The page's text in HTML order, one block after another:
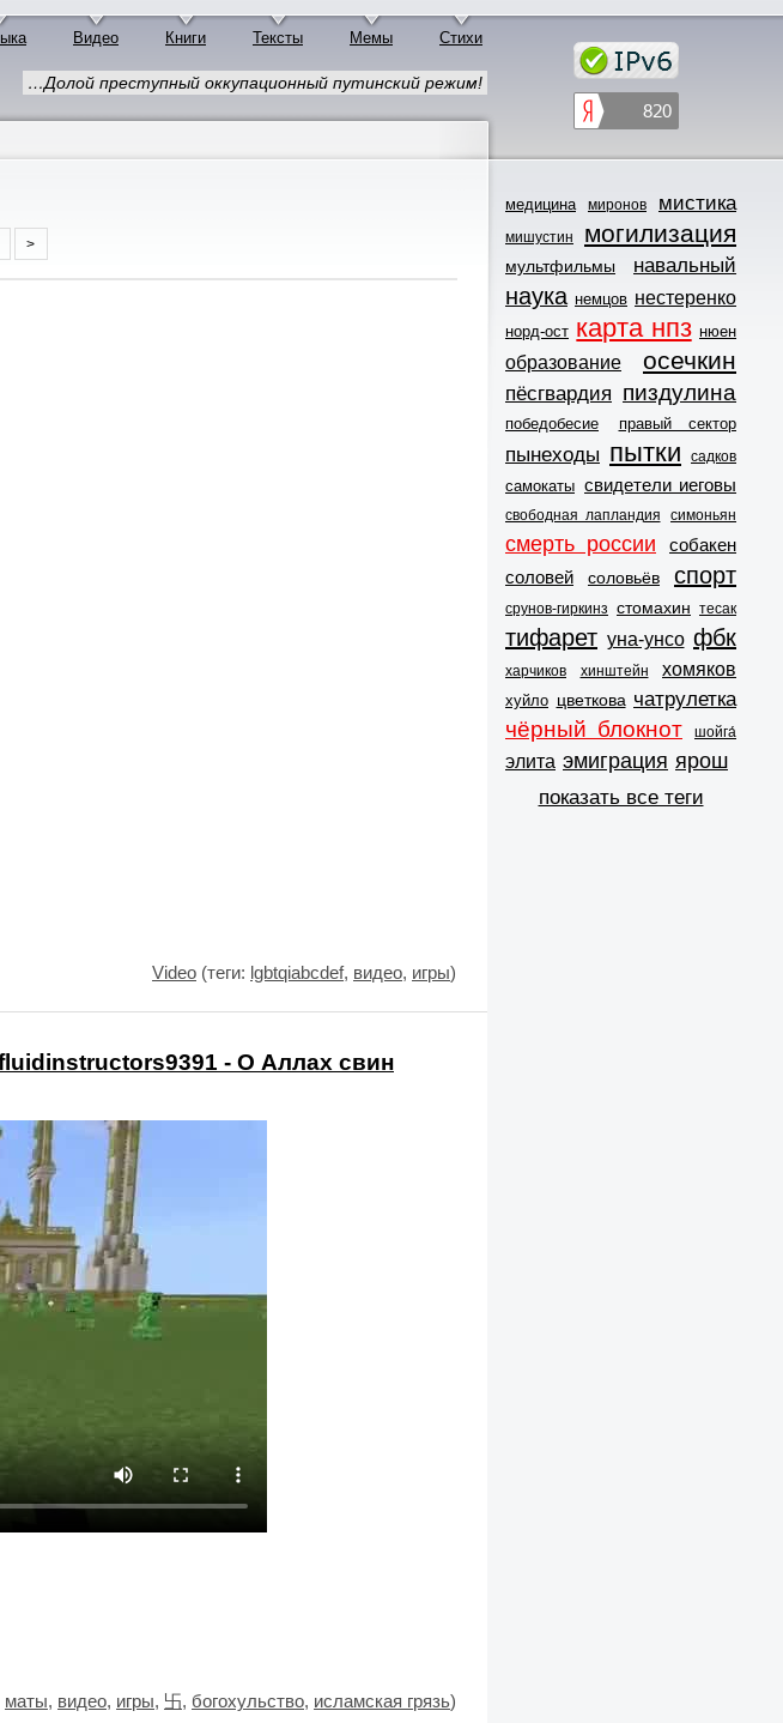
Видео Книги Тексты Мемы Стихи
…Долой преступный оккупационный путинский режим!
>
Video (теги: lgbtqiabcdef, видео, игры)
- О Аллах свин
маты, видео, игры, 卐, богохульство, исламская грязь)
медицина миронов мистика
мишустин могилизация
мультфильмы навальный
наука немцов нестеренко
норд-ост карта нпз нюен
образование осечкин
пёсгвардия пиздулина
победобесие правый сектор
пынеходы пытки садков
самокаты свидетели иеговы
свободная лапландия симоньян
смерть россии
собакен
соловей
соловьёв спорт
срунов-гиркинз стомахин тесак
тифарет уна-унсо фбк
харчиков хинштейн хомяков
хуйло цветкова чатрулетка
чёрный блокнот шойга́
элита эмиграция ярош
показать все теги